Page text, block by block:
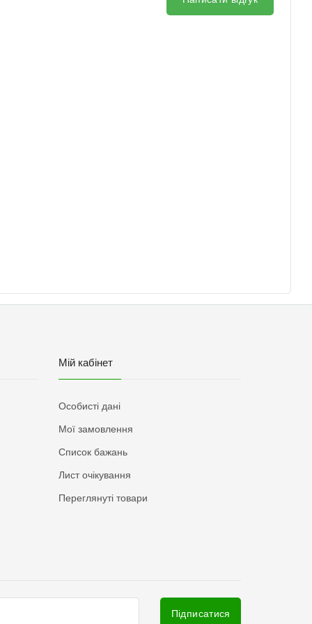
Мій кабінет
Особисті дані
Мої замовлення
Список бажань
Лист очікування
Переглянуті товари
Підписатися